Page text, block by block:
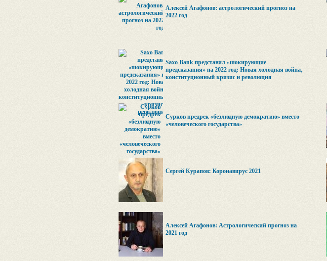
Алексей Агафонов: астрологический прогноз на
2022 год
Saxo Bank представил «шокирующие
предсказания» на 2022 год: Новая холодная война,
конституционный кризис и революция
Сурков предрек «безлюдную демократию» вместо
«человеческого государства»
Сергей Курапов: Коронавирус 2021
Алексей Агафонов: Астрологический прогноз на
2021 год